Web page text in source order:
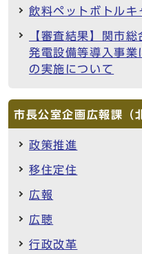
飲料ペットボトルキ
【審査結果】関市
発電設備等導入事業
の実施について
市長公室企画広報課（
政策推進
移住定住
広報
広聴
行政改革